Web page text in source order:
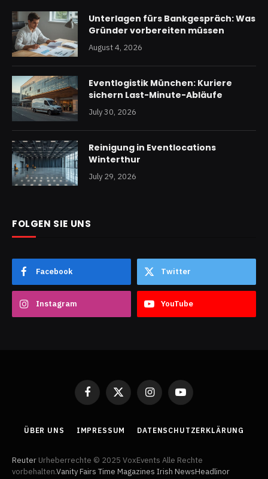
Unterlagen fürs Bankgespräch: Was
Gründer vorbereiten müssen
August 4, 2026
Eventlogistik München: Kuriere
sichern Last-Minute-Abläufe
July 30, 2026
Reinigung in Eventlocations
Winterthur
July 29, 2026
FOLGEN SIE UNS
Facebook Twitter
Instagram YouTube
Facebook
X
InstagramYouTube
ÜBER UNS IMPRESSUM DATENSCHUTZERKLÄRUNG
Reuter Urheberrechte © 2025 VoxEvents Alle Rechte
vorbehalten.Vanity Fairs Time Magazines Irish NewsHeadlinor